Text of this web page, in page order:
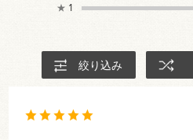
★ 1
絞り込み